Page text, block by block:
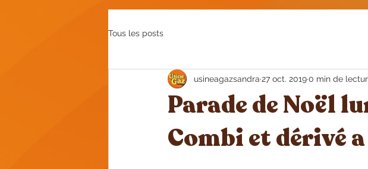
Tous les posts
Parade de Noël
Combi et dérivé
usineagazsandra 27 oct. 20190 min de